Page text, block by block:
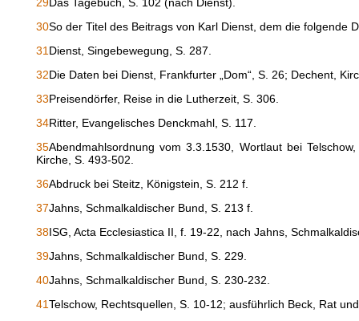
29Das Tagebuch, S. 102 (nach Dienst).
30So der Titel des Beitrags von Karl Dienst, dem die folgende
31Dienst, Singebewegung, S. 287.
32Die Daten bei Dienst, Frankfurter „Dom“, S. 26; Dechent,
33Preisendörfer, Reise in die Lutherzeit, S. 306.
34Ritter, Evangelisches Denckmahl, S. 117.
35Abendmahlsordnung vom 3.3.1530, Wortlaut bei
Kirche, S. 493-502.
36Abdruck bei Steitz, Königstein, S. 212 f.
37Jahns, Schmalkaldischer Bund, S. 213 f.
38ISG, Acta Ecclesiastica II, f. 19-22, nach Jahns,
39Jahns, Schmalkaldischer Bund, S. 229.
40Jahns, Schmalkaldischer Bund, S. 230-232.
41Telschow, Rechtsquellen, S. 10-12; ausführlich Beck, Rat